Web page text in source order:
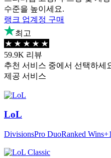
수준을 높이세요.
랭크 업계정 구매
최고
59.9K 리뷰
추천 서비스 중에서 선택하세
제공 서비스
LoL
DivisionsPro DuoRanked Wins